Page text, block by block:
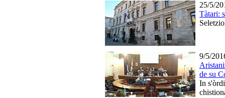
25/5/
Tàtari:
9/5/
de su
In